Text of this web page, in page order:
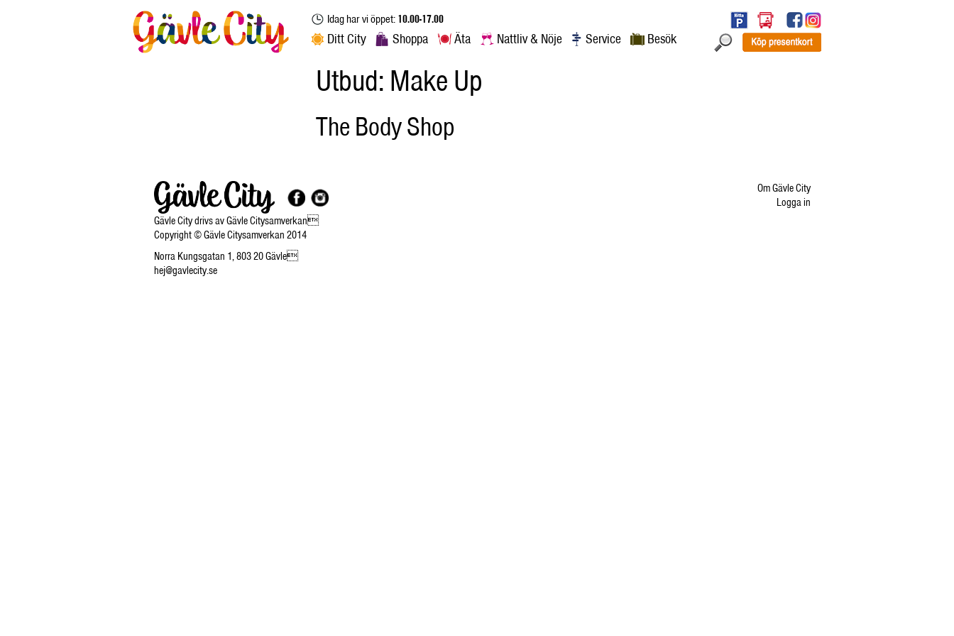
Idag har vi öppet:10.00-17.00
Ditt City Shoppa Äta Nattliv & Nöje Service Besök
Utbud: Make Up
The Body Shop
Gävle City drivs av Gävle Citysamverkan
Copyright © Gävle Citysamverkan 2014
Norra Kungsgatan 1, 803 20 Gävle
hej@gavlecity.se
Om Gävle City
Logga in